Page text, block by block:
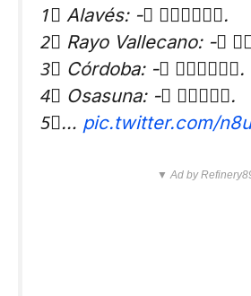
1⃣ Alavés: -𝟑 𝐩𝐮𝐧𝐭𝐨𝐬.
2⃣ Rayo Vallecano: -𝟐
3⃣ Córdoba: -𝟐 𝐩𝐮𝐧𝐭𝐨𝐬.
4⃣ Osasuna: -𝟏 𝐩𝐮𝐧𝐭𝐨.
5⃣… pic.twitter.com/
▼ Ad by